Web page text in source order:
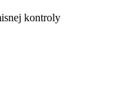
kontroly